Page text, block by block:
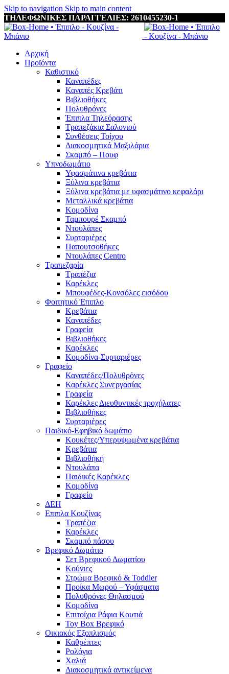
Skip to navigation Skip to main content
ΤΗΛΕΦΩΝΙΚΕΣ ΠΑΡΑΓΓΕΛΙΕΣ: 2610455230-1
Αρχική
Προϊόντα
Καθιστικό
Καναπέδες
Καναπές Κρεβάτι
Βιβλιοθήκες
Πολυθρόνες
Έπιπλα Τηλεόρασης
Τραπεζάκια Σαλονιού
Συνθέσεις Τοίχου
Διακοσμητικά Μαξιλάρια
Σκαμπό – Πουφ
Υπνοδωμάτιο
Υφασμάτινα κρεβάτια
Ξύλινα κρεβάτια
Ξύλινα κρεβάτια με υφασμάτινο κεφαλάρι
Mεταλλικά κρεβάτια
Κομοδίνα
Ταμπουρέ Σκαμπό
Ντουλάπες
Συρταριέρες
Παπουτσοθήκες
Ντουλάπες Centro
Τραπεζαρία
Τραπέζια
Καρέκλες
Μπουφέδες-Κονσόλες εισόδου
Φοιτητικό Έπιπλο
Κρεβάτια
Καναπέδες
Γραφεία
Βιβλιοθήκες
Καρέκλες
Κομοδίνα-Συρταριέρες
Γραφείο
Καναπέδες/Πολυθρὀνες
Καρέκλες Συνεργασίας
Γραφεία
Καρέκλες Διευθυντικές τροχήλατες
Βιβλιοθήκες
Συρταριέρες
Παιδικό-Εφηβικό δωμάτιο
Κουκέτες/Υπερυψωμένα κρεβάτια
Κρεβάτια
Βιβλιοθήκη
Ντουλάπα
Παιδικές Καρέκλες
Κομοδίνα
Γραφείο
ΔΕΗ
Επιπλα Κουζίνας
Τραπέζια
Καρέκλες
Σκαμπό πάσου
Βρεφικό Δωμάτιο
Σετ Βρεφικού Δωματίου
Κούνιες
Στρώμα Βρεφικό & Toddler
Προίκα Μωρού – Υφάσματα
Πολυθρόνες Θηλασμού
Κομοδίνα
Επιτοίχια Ράφια Κουτιά
Toy Box Βρεφικό
Οικιακός Εξοπλισμός
Καθρέπτες
Ρολόγια
Χαλιά
Διακοσμητικά αντικείμενα